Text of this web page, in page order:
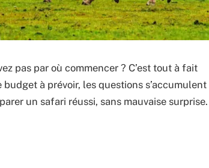
pas par où commencer ? C’est tout à fait
à prévoir, les questions s’accumulent
un safari réussi, sans mauvaise surprise.